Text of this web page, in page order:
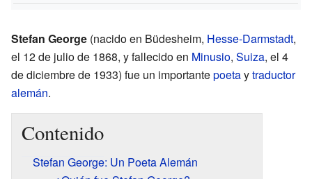
Stefan George (nacido en Büdesheim, Hesse-Darmstadt,
el 12 de julio de 1868, y fallecido en Minusio, Suiza, el 4
de diciembre de 1933) fue un importantepoetaytraductor
alemán.
Contenido
Stefan George: Un Poeta Alemán